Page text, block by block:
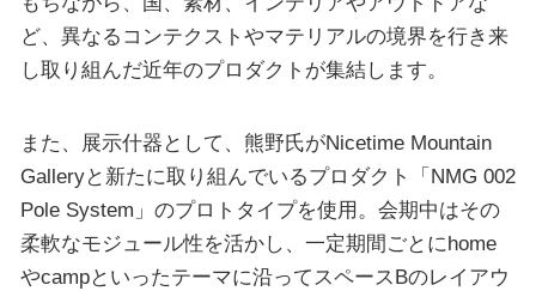
ど、異なるコンテクストやマテリアルの境界を行き来
し取り組んだ近年のプロダクトが集結します。
また、展示什器として、熊野氏がNicetime Mountain
Galleryと新たに取り組んでいるプロダクト「NMG 002
Pole System」のプロトタイプを使用。会期中はその
柔軟なモジュール性を活かし、一定期間ごとにhome
やcampといったテーマに沿ってスペースBのレイアウ